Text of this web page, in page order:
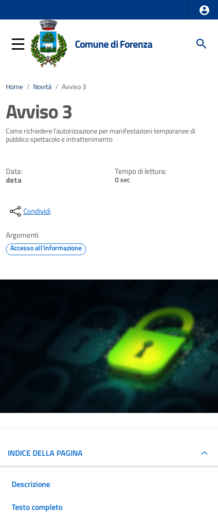
Comune di Forenza
Home / Novità / Avviso 3
Avviso 3
Dettagli della notizia
Come richiedere l'autorizzazione per manifestazioni temporanee di
pubblico spettacolo e intrattenimento
Data:
data
Tempo di lettura:
0 sec
Condividi
Argomenti
Accesso all'informazione
INDICE DELLA PAGINA
Descrizione
Testo completo